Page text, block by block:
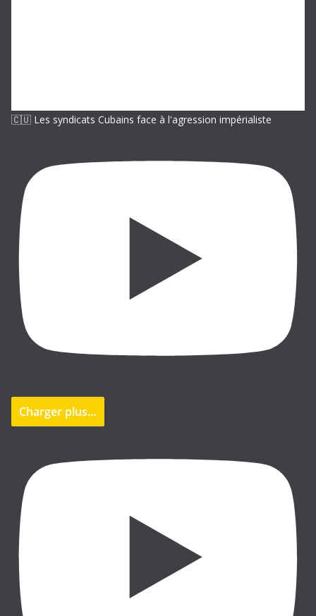
🇨🇺 Les syndicats Cubains face à l'agression impérialiste
Charger plus…